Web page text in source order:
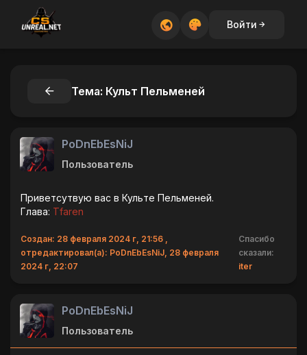
Войти
Тема: Культ Пельменей
PoDnEbEsNiJ
Пользователь
Приветсутвую вас в Культе Пельменей.
Глава: Tfaren
Создан: 28 февраля 2024 г, 21:56 ,
отредактировал(а): PoDnEbEsNiJ, 28 февраля
2024 г, 22:07
Спасибо
сказали:
iter
PoDnEbEsNiJ
Пользователь